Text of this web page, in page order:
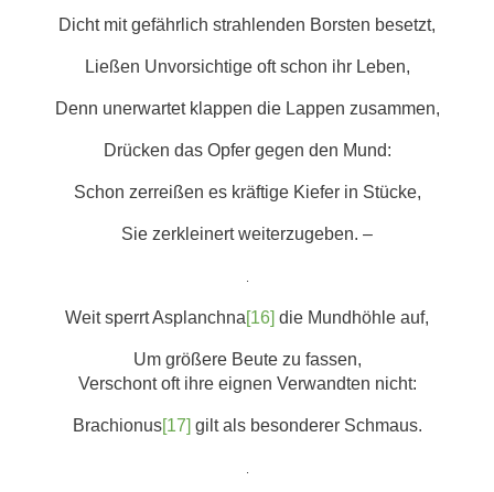
Dicht mit gefährlich strahlenden Borsten besetzt,
Ließen Unvorsichtige oft schon ihr Leben,
Denn unerwartet klappen die Lappen zusammen,
Drücken das Opfer gegen den Mund:
Schon zerreißen es kräftige Kiefer in Stücke,
Sie zerkleinert weiterzugeben. –
Weit sperrt Asplanchna[16] die Mundhöhle auf,
Um größere Beute zu fassen,
Verschont oft ihre eignen Verwandten nicht:
Brachionus[17] gilt als besonderer Schmaus.